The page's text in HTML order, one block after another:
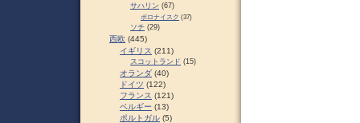
サハリン (67)
ポロナイスク (37)
ソチ (29)
西欧 (445)
イギリス (211)
スコットランド (15)
オランダ (40)
ドイツ (122)
フランス (121)
ベルギー (13)
ポルトガル (5)